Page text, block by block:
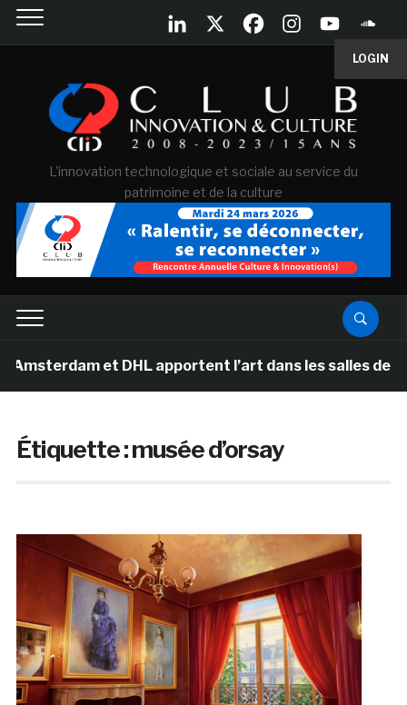
LOGIN
L'innovation technologique et sociale au service du
patrimoine et de la culture
et DHL apportent l’art dans les salles de classe des
Étiquette :musée d’orsay